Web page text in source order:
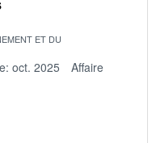
ET DU
oct. 2025
Affaire